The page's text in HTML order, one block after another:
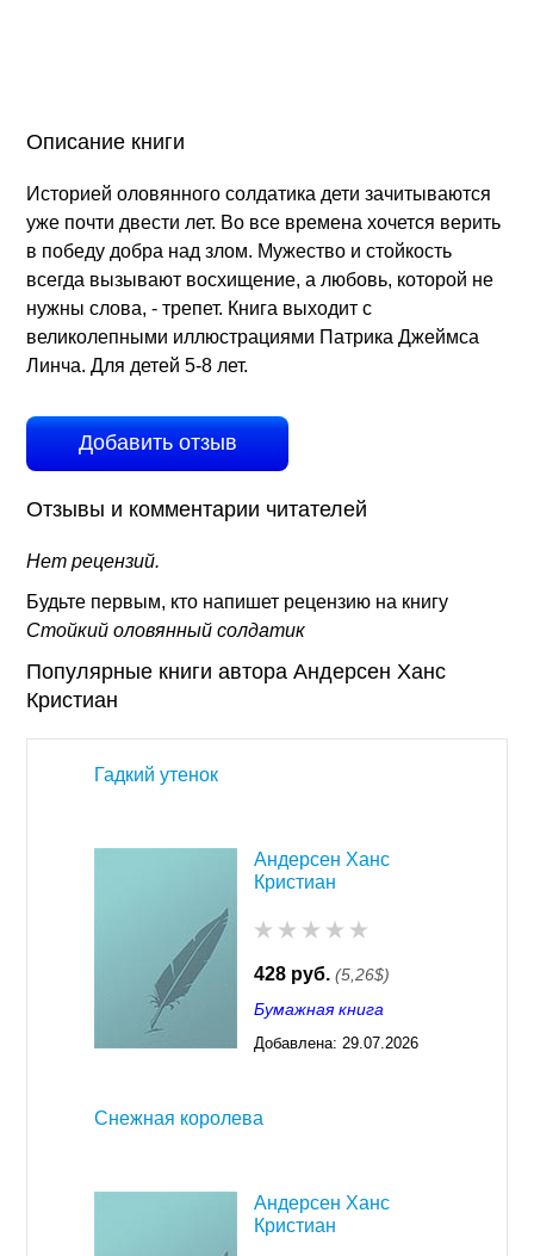
Описание книги
Историей оловянного солдатика дети зачитываются
уже почти двести лет. Во все времена хочется верить
в победу добра над злом. Мужество и стойкость
всегда вызывают восхищение, а любовь, которой не
нужны слова, - трепет. Книга выходит с
великолепными иллюстрациями Патрика Джеймса
Линча. Для детей 5-8 лет.
Добавить отзыв
Отзывы и комментарии читателей
Нет рецензий.
Будьте первым, кто напишет рецензию на книгу
Стойкий оловянный солдатик
Популярные книги автора Андерсен Ханс
Кристиан
Гадкий утенок
Андерсен Ханс
Кристиан
428 руб. (5,26$)
Бумажная книга
Добавлена: 29.07.2026
Снежная королева
Андерсен Ханс
Кристиан